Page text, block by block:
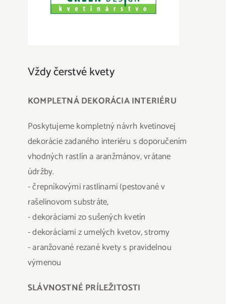
Vždy čerstvé kvety
KOMPLETNÁ DEKORÁCIA INTERIÉRU
Poskytujeme kompletný návrh kvetinovej
dekorácie zadaného interiéru s doporučením
vhodných rastlín a aranžmánov, vrátane
údržby.
- črepníkovými rastlinami (pestované v
rašelinovom substráte,
- dekoráciami zo sušených kvetín
- dekoráciami z umelých kvetov, stromy
- aranžované rezané kvety s pravidelnou
výmenou
SLÁVNOSTNÉ PRÍLEŽITOSTI